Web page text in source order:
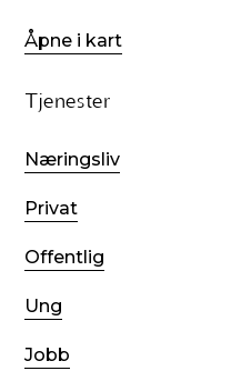
Åpne i kart
Tjenester
Næringsliv
Privat
Offentlig
Ung
Jobb